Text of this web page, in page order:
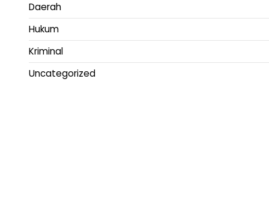
Daerah
Hukum
Kriminal
Uncategorized